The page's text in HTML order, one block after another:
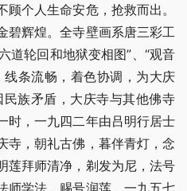
个人生命安危，抢救而出。
碧辉煌。全寺壁画系唐三彩工
道轮回和地狱变相图”、“观音
条流畅，着色协调，为大庆
族矛盾，大庆寺与其他佛寺
时，一九四二年由吕明行居士
寺，朝礼古佛，暮伴青灯，念
莲拜师清净，剃发为尼，法号
师学法，赐号润莲。一九五七